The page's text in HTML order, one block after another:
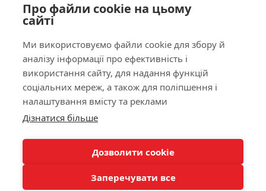
Про файли cookie на цьому
сайті
Ми використовуємо файли cookie для збору й
аналізу інформації про ефективність і
використання сайту, для надання функцій
соціальних мереж, а також для поліпшення і
налаштування вмісту та реклами
Дізнатися більше
Дозволити cookie
Заперечувати все
Ліцензія МОЗ України №603260 від 23.09.2011
Наша адреса
КНОПКА